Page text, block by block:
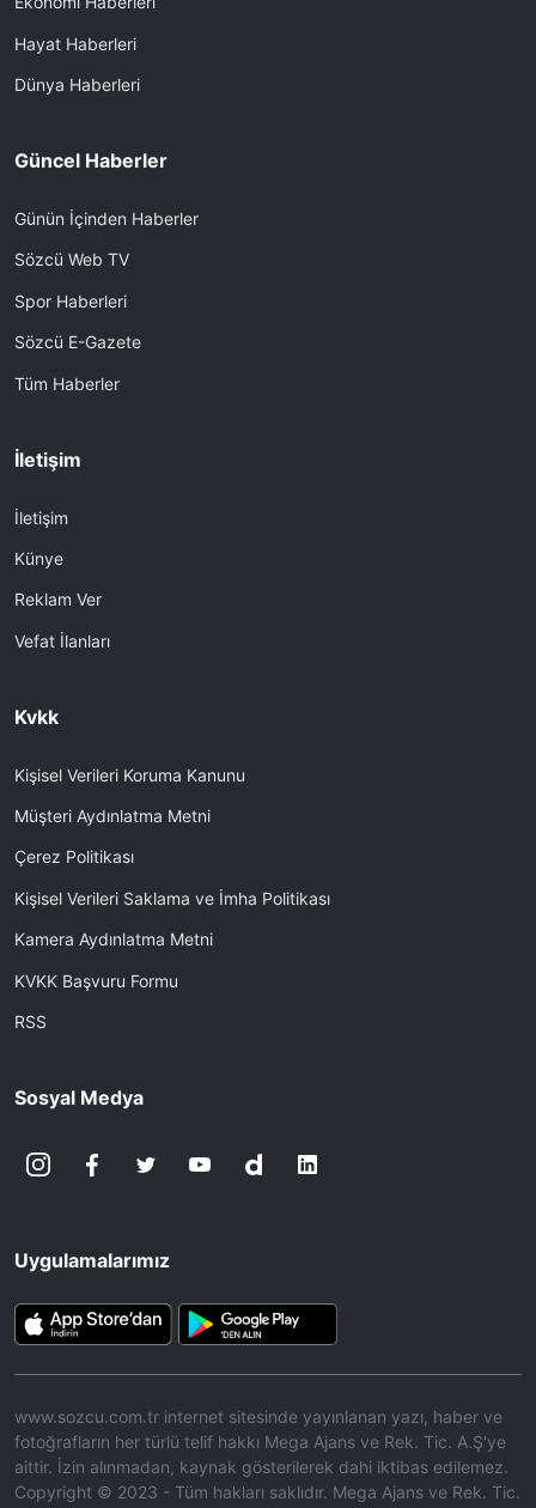
Hayat Haberleri
Dünya Haberleri
Güncel Haberler
Günün İçinden Haberler
Sözcü Web TV
Spor Haberleri
Sözcü E-Gazete
Tüm Haberler
İletişim
İletişim
Künye
Reklam Ver
Vefat İlanları
Kvkk
Kişisel Verileri Koruma Kanunu
Müşteri Aydınlatma Metni
Çerez Politikası
Kişisel Verileri Saklama ve İmha Politikası
Kamera Aydınlatma Metni
KVKK Başvuru Formu
RSS
Sosyal Medya
Uygulamalarımız
www.sozcu.com.tr internet sitesinde yayınlanan yazı, haber ve
fotoğrafların her türlü telif hakkı Mega Ajans ve Rek. Tic. A.Ş'ye
aittir. İzin alınmadan, kaynak gösterilerek dahi iktibas edilemez.
Copyright © 2023 - Tüm hakları saklıdır. Mega Ajans ve Rek. Tic.